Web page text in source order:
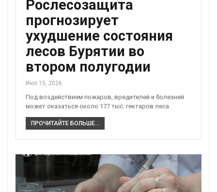
Рослесозащита
прогнозирует
ухудшение состояния
лесов Бурятии во
втором полугодии
Июл 15, 2026
Под воздействием пожаров, вредителей и болезней
может оказаться около 177 тыс. гектаров леса
ПРОЧИТАЙТЕ БОЛЬШЕ...